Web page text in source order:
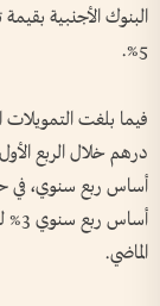
5%.
أساس ربع سنوي، في
الماضي.